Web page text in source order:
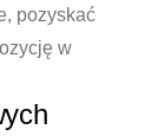
pozyskać
w